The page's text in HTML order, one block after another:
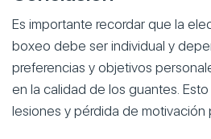
Es importante recordar que la
boxeo debe ser individual y
preferencias y objetivos
en la calidad de los guantes.
lesiones y pérdida de motivación